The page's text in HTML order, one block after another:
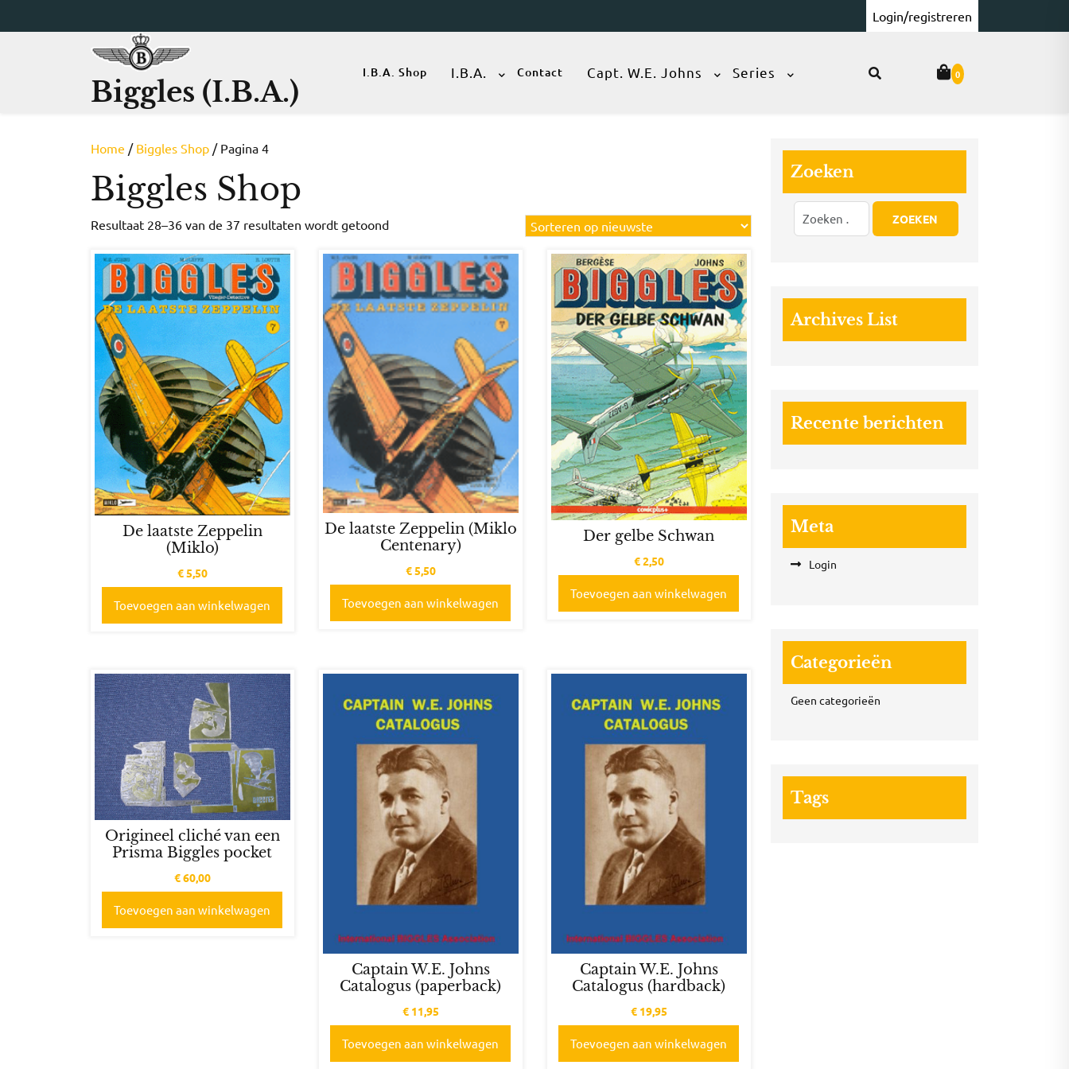
naar
Login/registreren
Biggles (I.B.A.)
I.B.A. Shop I.B.A. Contact Capt. W.E. Johns Series 0
Home / Biggles Shop / Pagina 4
Biggles Shop
Resultaat 28–36 van de 37 resultaten wordt getoondGesorteerd
nieuwste
De laatste Zeppelin
(Miklo)
€5,50
Toevoegen aan winkelwagen
De laatste Zeppelin (Miklo
Centenary)
€5,50
Toevoegen aan winkelwagen
Der gelbe Schwan
€2,50
Toevoegen aan winkelwagen
Origineel cliché van een
Prisma Biggles pocket
€60,00
Toevoegen aan winkelwagen
Captain W.E. Johns
Catalogus (paperback)
€11,95
Toevoegen aan winkelwagen
Captain W.E. Johns
Catalogus (hardback)
€19,95
Toevoegen aan winkelwagen
Zoeken
Archives List
Recente berichten
Meta
Login
Categorieën
Geen categorieën
Tags